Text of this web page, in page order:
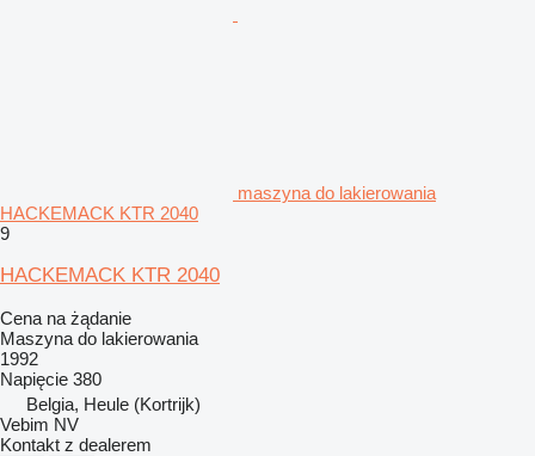
maszyna do lakierowania
HACKEMACK KTR 2040
9
HACKEMACK KTR 2040
Cena na żądanie
Maszyna do lakierowania
1992
Napięcie 380
Belgia, Heule (Kortrijk)
Vebim NV
Kontakt z dealerem